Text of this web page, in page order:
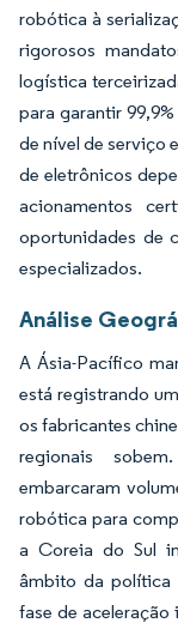
robótica à
rigorosos
logística
para garantir
de nível de serviço
de eletrônicos
acionamentos
oportunidades de
especializados.
Análise
A Ásia-Pacífico
está registrando
os fabricantes
regionais
embarcaram
robótica para
a Coreia do Sul
âmbito da política
fase de